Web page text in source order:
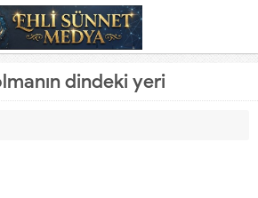
dindeki yeri